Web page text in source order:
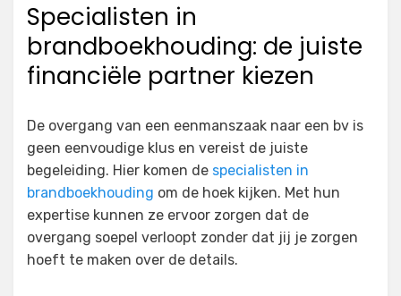
Specialisten in
brandboekhouding: de juiste
financiële partner kiezen
De overgang van een eenmanszaak naar een bv is
geen eenvoudige klus en vereist de juiste
begeleiding. Hier komen de specialisten in
brandboekhouding om de hoek kijken. Met hun
expertise kunnen ze ervoor zorgen dat de
overgang soepel verloopt zonder dat jij je zorgen
hoeft te maken over de details.